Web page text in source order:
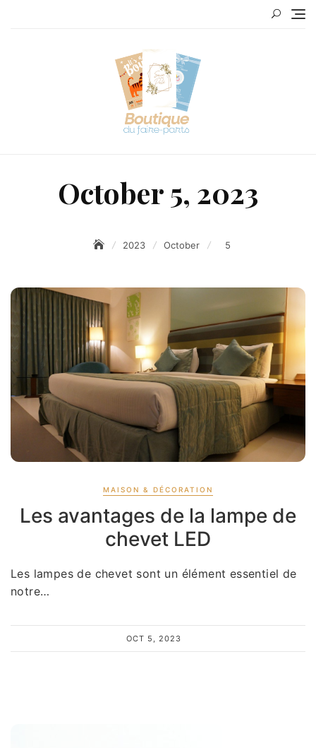
October 5, 2023
2023 October 5
MAISON & DÉCORATION
Les avantages de la lampe de
chevet LED
Les lampes de chevet sont un élément essentiel de
notre…
OCT 5, 2023